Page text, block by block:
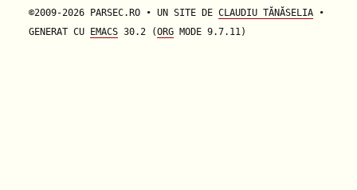
©2009-2026 PARSEC.RO • UN SITE DE CLAUDIU TĂNĂSELIA•
GENERAT CU
EMACS30.2 (ORGMODE 9.7.11)